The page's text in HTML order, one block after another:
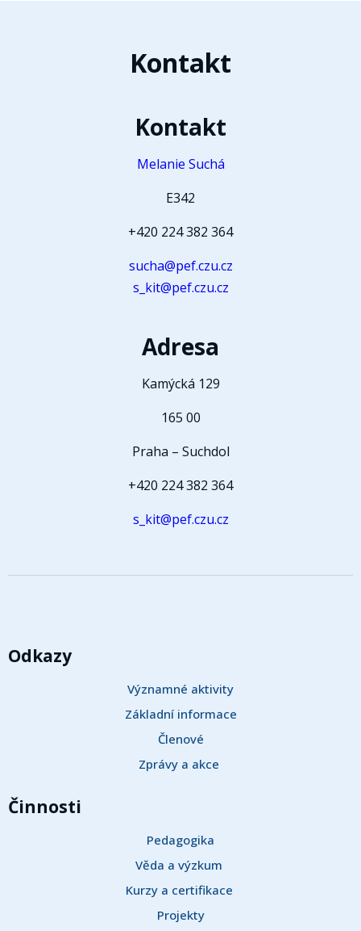
Kontakt
Kontakt
Melanie Suchá
E342
+420 224 382 364
sucha@pef.czu.cz
s_kit@pef.czu.cz
Adresa
Kamýcká 129
165 00
Praha – Suchdol
+420 224 382 364
s_kit@pef.czu.cz
Odkazy
Významné aktivity
Základní informace
Členové
Zprávy a akce
Činnosti
Pedagogika
Věda a výzkum
Kurzy a certifikace
Projekty